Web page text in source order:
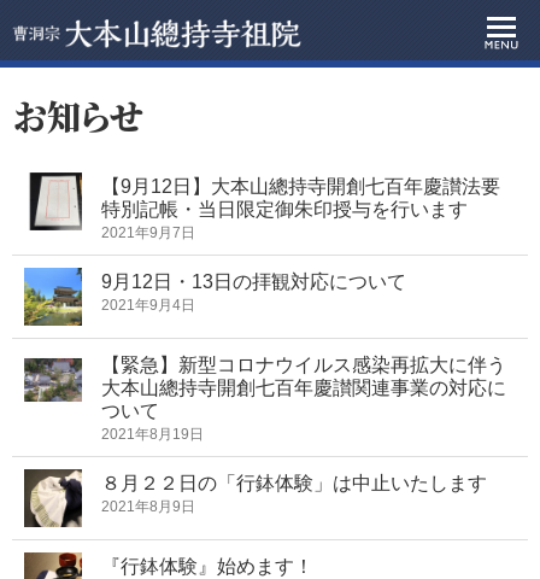
お知らせ
【9月12日】大本山總持寺開創七百年慶讃法要
特別記帳・当日限定御朱印授与を行います
2021年9月7日
9月12日・13日の拝観対応について
2021年9月4日
【緊急】新型コロナウイルス感染再拡大に伴う
大本山總持寺開創七百年慶讃関連事業の対応に
ついて
2021年8月19日
８月２２日の「行鉢体験」は中止いたします
2021年8月9日
『行鉢体験』始めます！